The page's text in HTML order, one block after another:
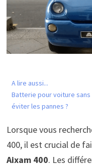
A lire aussi...
Batterie pour voiture
éviter les pannes ?
Lorsque vous
400, il est crucial de
Aixam 400. Les